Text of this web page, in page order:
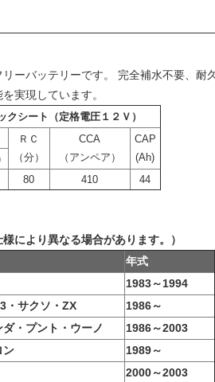
ーバッテリーです。 完全補水不要、
実現しています。
シート（定格電圧１２Ｖ）
ＲＣ
（分）
CCA
（アンペア）
CAP
(Ah)
80 410 44
より異なる場合があります。）
年式
1983～1994
・サクソ・ZX
1986～
・プント・ウーノ
1986～2003
ン
1989～
2000～2003